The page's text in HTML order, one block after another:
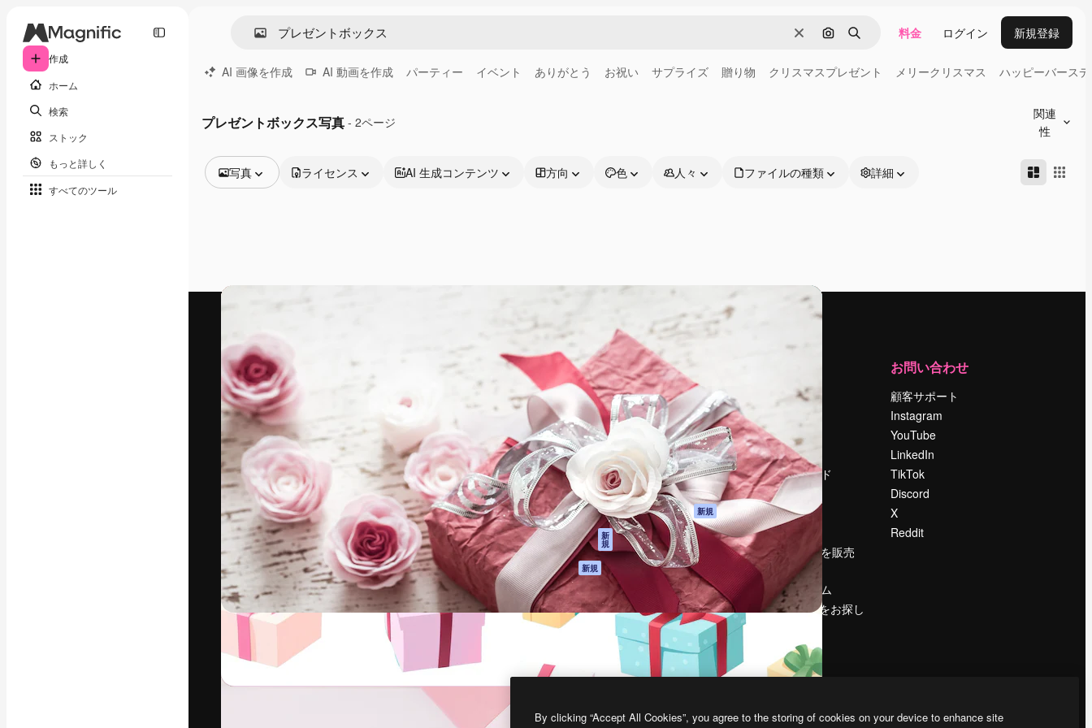
作成
ホーム
検索
ストック
もっと詳しく
すべてのツール
消去 画像で検索
検索 料金 ログイン 新規登録
AI 画像を作成 AI 動画を作成 パーティー イベント ありがとう お祝い サプライズ 贈り物 クリスマスプレゼント メリークリスマス ハッピーバース
プレゼントボックス写真 - 2ページ
関連
性
写真
動画
映像素材
動画テンプレート
アイコン
3D モデル
フォント
ライセンス AI 生成コンテンツ 方向 色 人々 ファイルの種類 詳細
最高のクリエイティブ制作を導くためのプラ
ットフォーム。クリエイター、企業、代理
店、スタジオを含む100万人以上が利用して
います。
日本語
製品
Spaces
AI アシスタント
AI 画像生成ツール
AI 動画生成ツール
AI 音声合成ツール
ストックコンテン
ツ
Claude/ChatGPT
向けMCP
新
規
エージェント 新規
API
モバイルアプリ
すべてのMagnificツ
はじめに
Academy
ドキュメント
サポート
利用規約
プライバシーポリ
シー
オリジナル 新規
クッキーポリシー
トラストセンター
アフィリエイト
法人向け
Reviews
採用情報
検索トレンド
ブログ
イベント
Slidesgo
コンテンツを販売
する
プレスルーム
magnific.aiをお探し
お問い合わせ
顧客サポート
Instagram
YouTube
LinkedIn
TikTok
Discord
X
Reddit
Freepik Company S.L.U.
By clicking “Accept All Cookies”, you agree to the storing of cookies on your device to enhance site